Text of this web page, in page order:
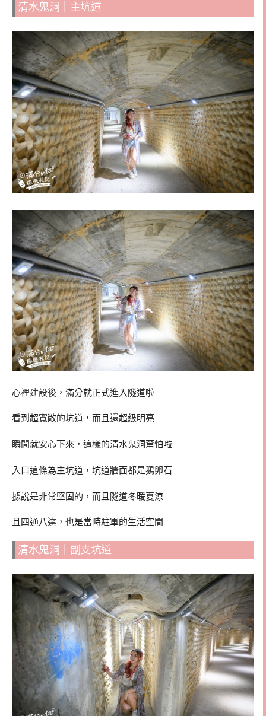
清水鬼洞｜主坑道
心裡建設後，滿分就正式進入隧道啦
看到超寬敞的坑道，而且還超級明亮
瞬間就安心下來，這樣的清水鬼洞甭怕啦
入口這條為主坑道，坑道牆面都是鵝卵石
據說是非常堅固的，而且隧道冬暖夏涼
且四通八達，也是當時駐軍的生活空間
清水鬼洞｜副支坑道